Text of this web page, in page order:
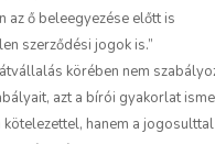
az ő beleegyezése előtt is
szerződési jogok is.”
körében nem
azt a bírói gyakorlat
hanem a jogosulttal